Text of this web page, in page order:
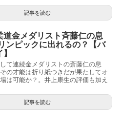
記事を読む
道金メダリスト斉藤仁の息
ンピックに出れるの？【バ
て連続金メダリストの斎藤仁の息
の才能は折り紙つきだが果たしてオ
は可能か？。井上康生の評価も加え
記事を読む